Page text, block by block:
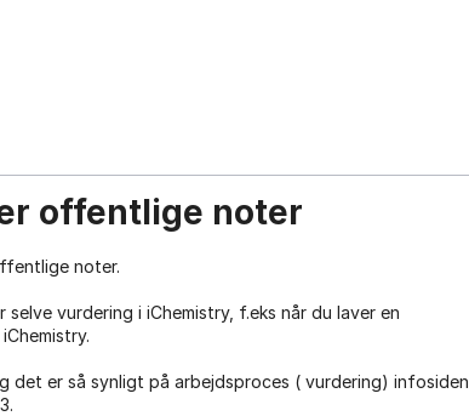
offentlige noter
noter.
vurdering i iChemistry, f.eks når du laver en
er så synligt på arbejdsproces ( vurdering) infosiden,